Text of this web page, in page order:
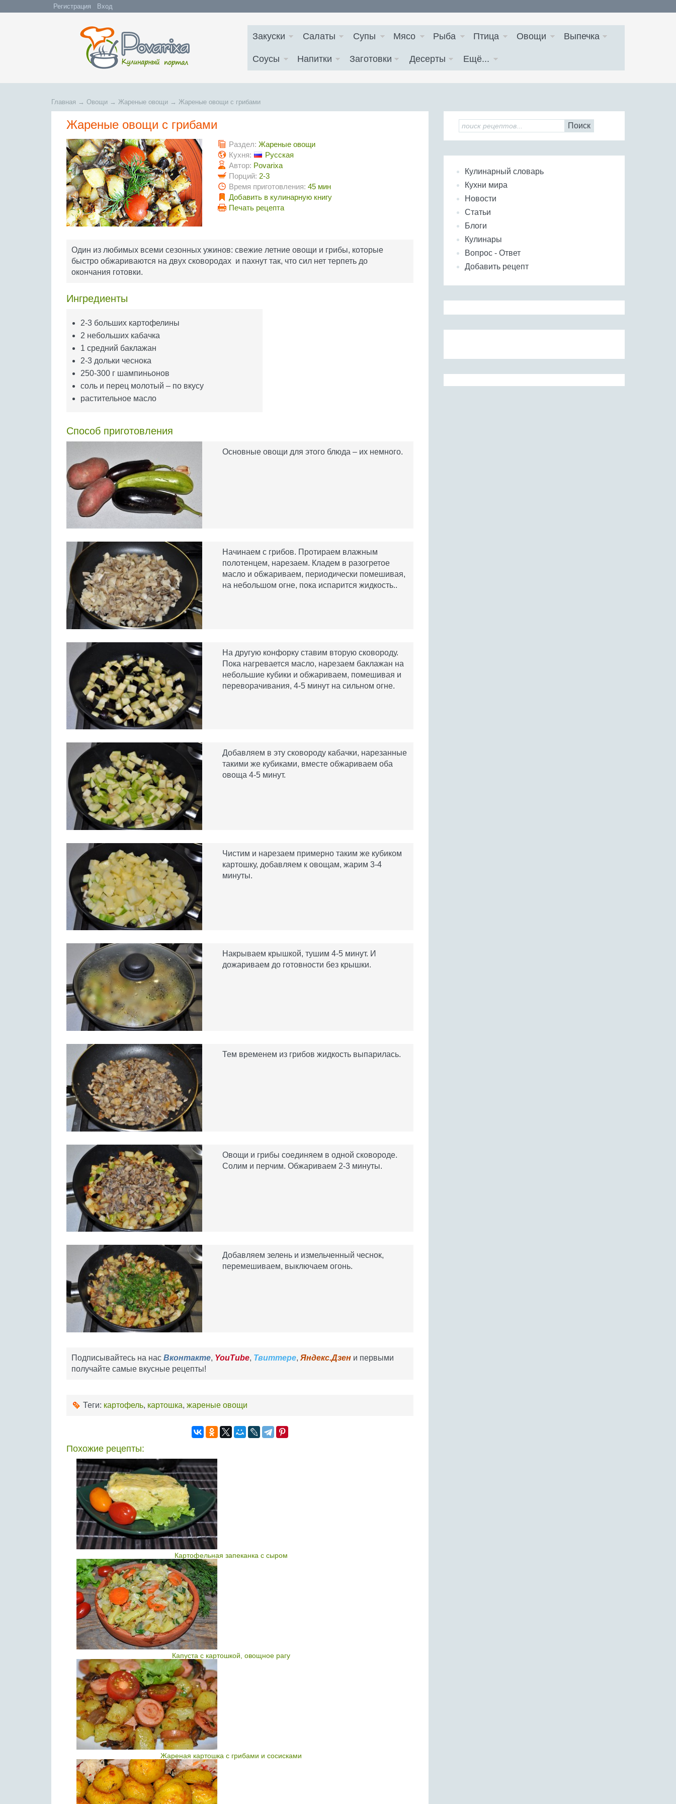
Регистрация Вход
Закуски Салаты Супы Мясо Рыба Птица Овощи Выпечка
Соусы Напитки Заготовки Десерты Ещё...
Главная → Овощи → Жареные овощи → Жареные овощи с грибами
Жареные овощи с грибами
Раздел: Жареные овощи
Кухня:
Русская
Автор: Povarixa
Порций: 2-3
Время приготовления: 45 мин
Добавить в кулинарную книгу
Печать рецепта
Один из любимых всеми сезонных ужинов: свежие летние овощи и грибы, которые
быстро обжариваются на двух сковородах и пахнут так, что сил нет терпеть до
окончания готовки.
Ингредиенты
2-3 больших картофелины
2 небольших кабачка
1 средний баклажан
2-3 дольки чеснока
250-300 г шампиньонов
соль и перец молотый – по вкусу
растительное масло
Способ приготовления
Основные овощи для этого блюда – их немного.
Начинаем с грибов. Протираем влажным
полотенцем, нарезаем. Кладем в разогретое
масло и обжариваем, периодически помешивая,
на небольшом огне, пока испарится жидкость..
На другую конфорку ставим вторую сковороду.
Пока нагревается масло, нарезаем баклажан на
небольшие кубики и обжариваем, помешивая и
переворачивания, 4-5 минут на сильном огне.
Добавляем в эту сковороду кабачки, нарезанные
такими же кубиками, вместе обжариваем оба
овоща 4-5 минут.
Чистим и нарезаем примерно таким же кубиком
картошку, добавляем к овощам, жарим 3-4
минуты.
Накрываем крышкой, тушим 4-5 минут. И
дожариваем до готовности без крышки.
Тем временем из грибов жидкость выпарилась.
Овощи и грибы соединяем в одной сковороде.
Солим и перчим. Обжариваем 2-3 минуты.
Добавляем зелень и измельченный чеснок,
перемешиваем, выключаем огонь.
Подписывайтесь на нас Вконтакте, YouTube, Твиттере, Яндекс.Дзен и первыми
получайте самые вкусные рецепты!
Теги: картофель, картошка, жареные овощи
Похожие рецепты:
Картофельная запеканка с сыром
Капуста с картошкой, овощное рагу
Жареная картошка с грибами и сосисками
Поиск
Кулинарный словарь
Кухни мира
Новости
Статьи
Блоги
Кулинары
Вопрос - Ответ
Добавить рецепт